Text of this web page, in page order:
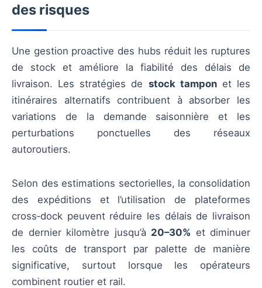
des risques
Une gestion proactive des hubs réduit les ruptures
de stock et améliore la fiabilité des délais de
livraison. Les stratégies de stock tamponet les
itinéraires alternatifs contribuent à absorber les
variations de la demande saisonnière et les
perturbations ponctuelles des réseaux
autoroutiers.
Selon des estimations sectorielles, la consolidation
des expéditions et l’utilisation de plateformes
cross‑dock peuvent réduire les délais de livraison
de dernier kilomètre jusqu’à 20–30% et diminuer
les coûts de transport par palette de manière
significative, surtout lorsque les opérateurs
combinent routier et rail.